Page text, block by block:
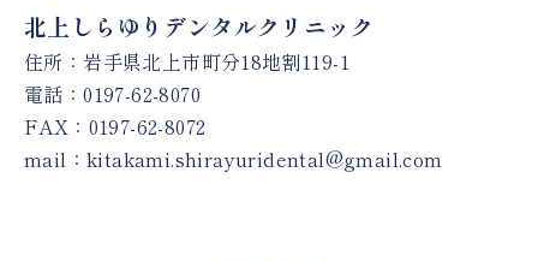
北上しらゆりデンタルクリニック
住所：岩手県北上市町分18地割119-1
電話：0197-62-8070
FAX：0197-62-8072
mail： kitakami.shirayuridental@gmail.com